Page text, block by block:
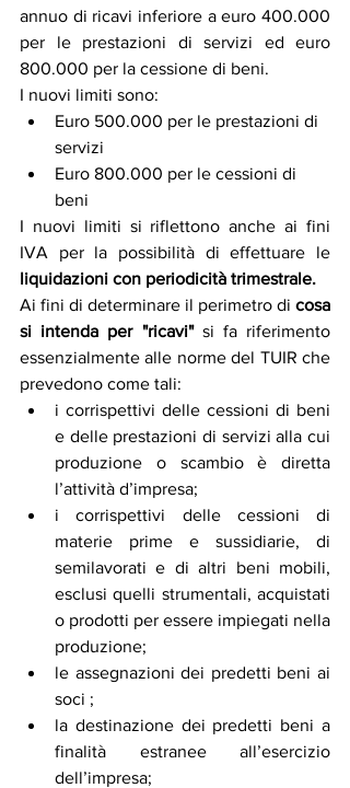
annuo di ricavi inferiore a euro 400.000
per le prestazioni di servizi ed euro
800.000 per la cessione di beni.
I nuovi limiti sono:
Euro 500.000 per le prestazioni di
servizi
Euro 800.000 per le cessioni di
beni
I nuovi limiti si riflettono anche ai fini
liquidazioni con periodicità trimestrale.
Ai fini di determinare il perimetro di cosa
si intenda per "ricavi" si fa riferimento
essenzialmente alle norme del TUIR che
prevedono come tali:
i corrispettivi delle cessioni di beni
e delle prestazioni di servizi alla cui
produzione o scambio è diretta
l’attività d’impresa;
i corrispettivi delle cessioni di
materie prime e sussidiarie, di
semilavorati e di altri beni mobili,
esclusi quelli strumentali, acquistati
o prodotti per essere impiegati nella
produzione;
le assegnazioni dei predetti beni ai
soci ;
la destinazione dei predetti beni a
finalità estranee all’esercizio
dell’impresa;